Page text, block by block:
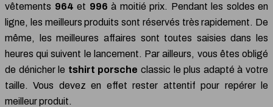
vêtements 964 et 996 à moitié prix. Pendant les soldes en
ligne, les meilleurs produits sont réservés très rapidement. De
même, les meilleures affaires sont toutes saisies dans les
heures qui suivent le lancement. Par ailleurs, vous êtes obligé
de dénicher le tshirt porsche classic le plus adapté à votre
taille. Vous devez en effet rester attentif pour repérer le
meilleur produit.